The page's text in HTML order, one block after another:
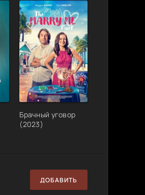
Брачный уговор
(2023)
ДОБАВИТЬ